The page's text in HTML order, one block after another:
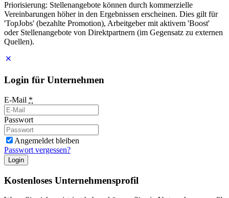
Priorisierung: Stellenangebote können durch kommerzielle
Vereinbarungen höher in den Ergebnissen erscheinen. Dies gilt für
'TopJobs' (bezahlte Promotion), Arbeitgeber mit aktivem 'Boost'
oder Stellenangebote von Direktpartnern (im Gegensatz zu externen
Quellen).
Login für Unternehmen
E-Mail *
Passwort
Angemeldet bleiben
Passwort vergessen?
Login
Kostenloses Unternehmensprofil